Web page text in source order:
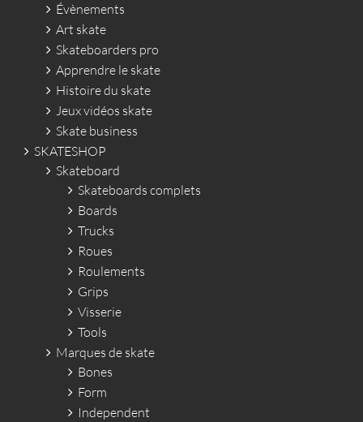
Évènements
Art skate
Skateboarders pro
Apprendre le skate
Histoire du skate
Jeux vidéos skate
Skate business
SKATESHOP
Skateboard
Skateboards complets
Boards
Trucks
Roues
Roulements
Grips
Visserie
Tools
Marques de skate
Bones
Form
Independent